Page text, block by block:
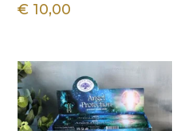
€ 10,00